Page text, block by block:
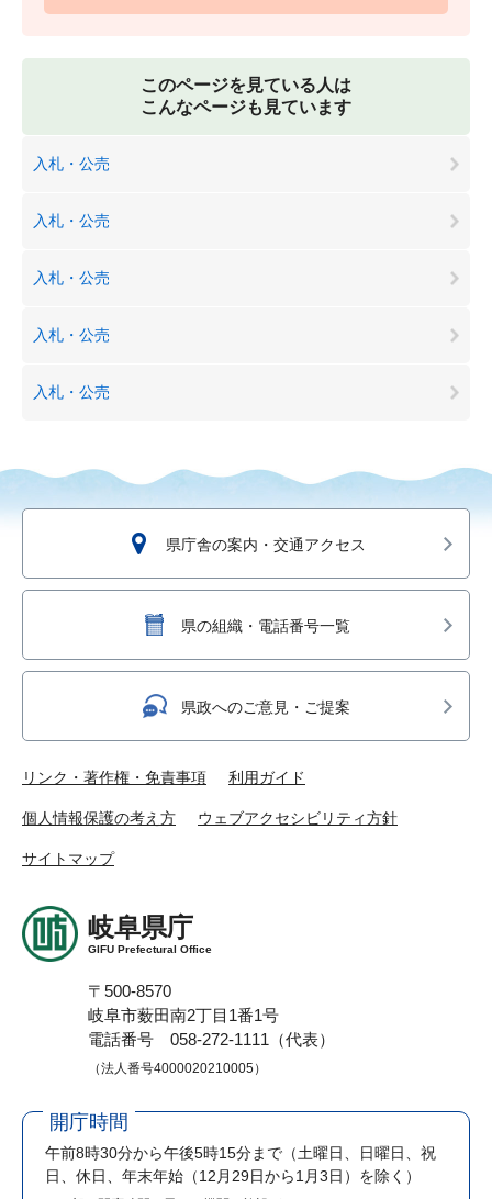
このページを見ている人は
こんなページも見ています
入札・公売
入札・公売
入札・公売
入札・公売
入札・公売
県庁舎の案内・交通アクセス
県の組織・電話番号一覧
県政へのご意見・ご提案
リンク・著作権・免責事項 利用ガイド
個人情報保護の考え方 ウェブアクセシビリティ方針
サイトマップ
岐阜県庁
GIFU Prefectural Office
〒500-8570
岐阜市薮田南2丁目1番1号
電話番号 058-272-1111（代表）
（法人番号4000020210005）
開庁時間
午前8時30分から午後5時15分まで （土曜日、日曜日、祝
日、休日、年末年始（12月29日から1月3日）を除く）